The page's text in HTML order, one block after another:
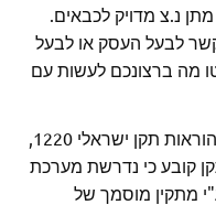
נ.צ מדויק לכבאים.
לבעל העסק או לבעל
מה ברצונכם לעשות עם
קובע כי נדרשת מערכת
מתקין מוסמך של